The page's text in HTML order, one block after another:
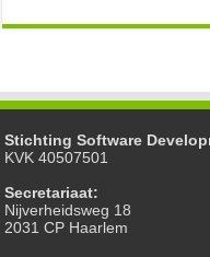
Stichting Software
KVK 40507501
Secretariaat:
Nijverheidsweg 18
2031 CP Haarlem